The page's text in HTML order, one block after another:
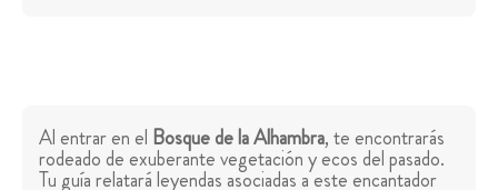
Al entrar en el Bosque de la Alhambra, te encontrarás
rodeado de exuberante vegetación y ecos del pasado.
Tu guía relatará leyendas asociadas a este encantador